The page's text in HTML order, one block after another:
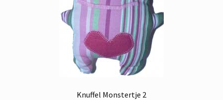
Knuffel Monstertje 2